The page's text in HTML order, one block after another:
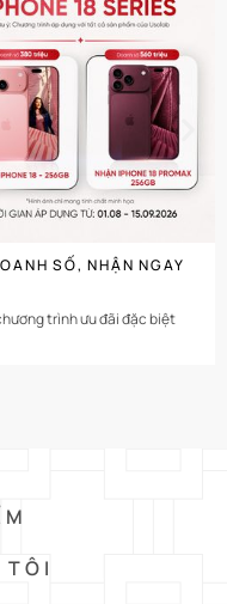
SỐ, NHẬN NGAY
trình ưu đãi đặc biệt
TÔI